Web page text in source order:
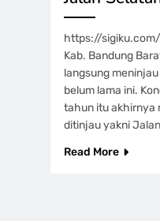
https://
Kab. Bandung
langsung
belum lama ini.
tahun itu akhirnya
ditinjau yakni
Read More